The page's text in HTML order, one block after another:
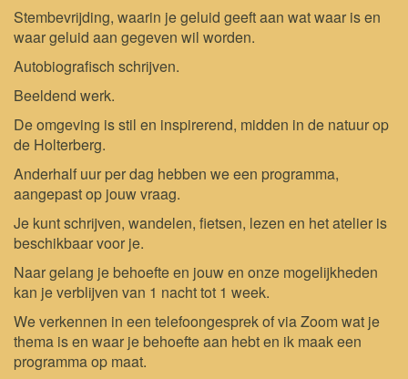
Stembevrijding, waarin je geluid geeft aan wat waar is en
waar geluid aan gegeven wil worden.
Autobiografisch schrijven.
Beeldend werk.
De omgeving is stil en inspirerend, midden in de natuur op
de Holterberg.
Anderhalf uur per dag hebben we een programma,
aangepast op jouw vraag.
Je kunt schrijven, wandelen, fietsen, lezen en het atelier is
beschikbaar voor je.
Naar gelang je behoefte en jouw en onze mogelijkheden
kan je verblijven van 1 nacht tot 1 week.
We verkennen in een telefoongesprek of via Zoom wat je
thema is en waar je behoefte aan hebt en ik maak een
programma op maat.